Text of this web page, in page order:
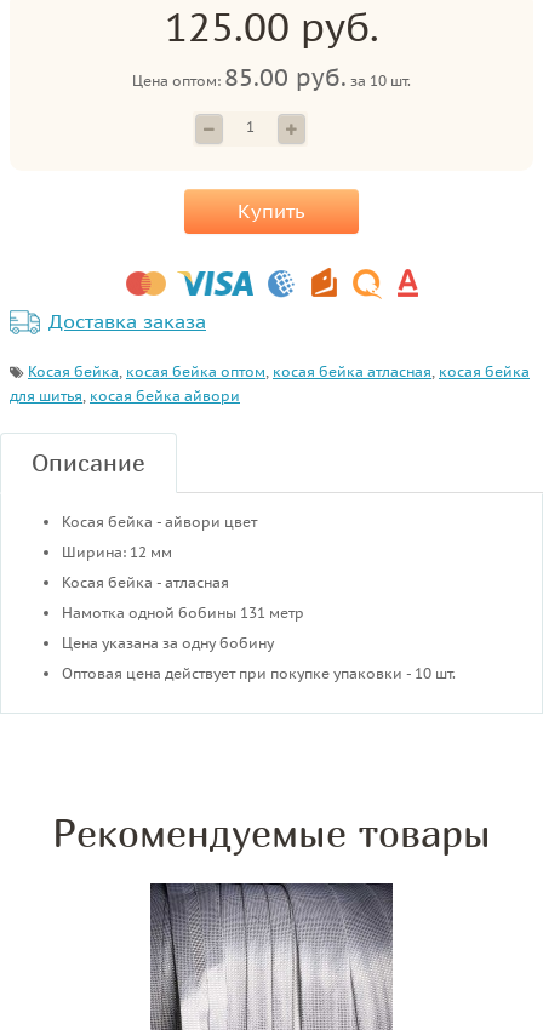
125.00 руб.
Цена оптом: 85.00 руб. за 10 шт.
Купить
Доставка заказа
Косая бейка, косая бейка оптом, косая бейка атласная, косая бейка
для шитья, косая бейка айвори
Описание
Косая бейка - айвори цвет
Ширина: 12 мм
Косая бейка - атласная
Намотка одной бобины 131 метр
Цена указана за одну бобину
Оптовая цена действует при покупке упаковки - 10 шт.
Рекомендуемые товары